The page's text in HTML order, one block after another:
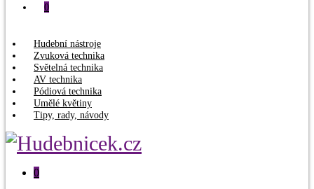
0
Hudební nástroje
Zvuková technika
Světelná technika
AV technika
Pódiová technika
Umělé květiny
Tipy, rady, návody
0